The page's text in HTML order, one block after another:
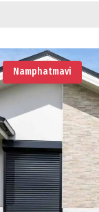
Namphatmavi